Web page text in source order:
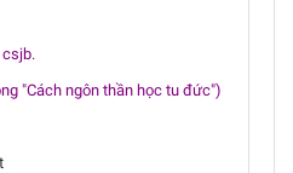
csjb.
"Cách ngôn thần học tu đức")